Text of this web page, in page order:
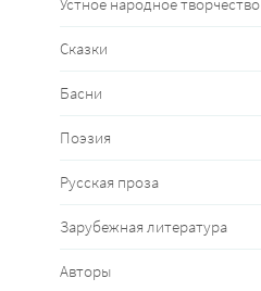
Сказки
Басни
Поэзия
Русская проза
Зарубежная литература
Авторы